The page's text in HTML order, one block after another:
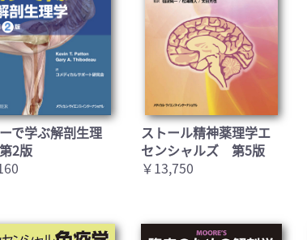
お買い物を続ける カートへ進む
で学ぶ解剖生理
2版
ストール精神薬理学エ
センシャルズ 第5版
￥13,750